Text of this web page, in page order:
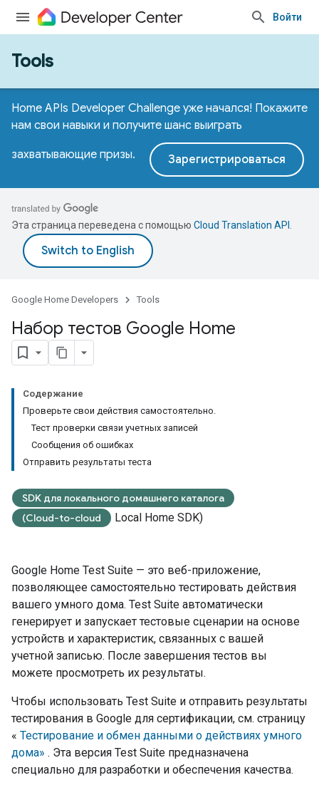
Войти
Tools
Home APIs Developer Challenge уже начался! Покажите
нам свои навыки и получите шанс выиграть
захватывающие призы. Зарегистрироваться
Эта страница переведена с помощью Cloud Translation API
Google Home Developers Tools
Набор тестов Google Home
Содержание
Проверьте свои действия самостоятельно.
Тест проверки связи учетных записей
Сообщения об ошибках
Отправить результаты теста
SDK для локального домашнего каталога
(Cloud-to-cloud
Local Home SDK)
Google Home Test Suite — это веб-приложение,
позволяющее самостоятельно тестировать действия
вашего умного дома. Test Suite автоматически
генерирует и запускает тестовые сценарии на основе
устройств и характеристик, связанных с вашей
учетной записью. После завершения тестов вы
можете просмотреть их результаты.
Чтобы использовать Test Suite и отправить результаты
тестирования в Google для сертификации, см. страницу
« Тестирование и обмен данными о действиях умного
дома» . Эта версия Test Suite предназначена
специально для разработки и обеспечения качества.